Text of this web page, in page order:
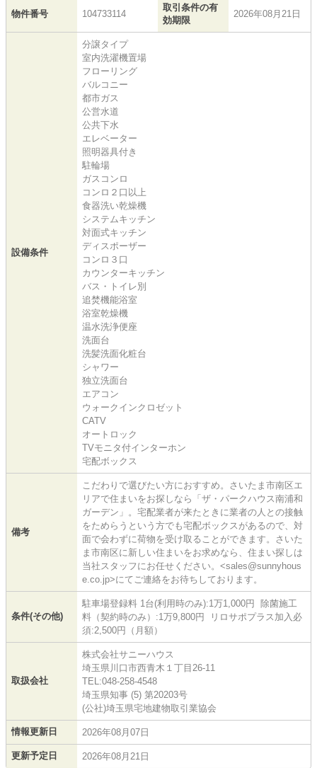
物件番号 104733114
取引条件の有
効期限
2026年08月21日
設備条件
分譲タイプ
室内洗濯機置場
フローリング
バルコニー
都市ガス
公営水道
公共下水
エレベーター
照明器具付き
駐輪場
ガスコンロ
コンロ２口以上
食器洗い乾燥機
システムキッチン
対面式キッチン
ディスポーザー
コンロ３口
カウンターキッチン
バス・トイレ別
追焚機能浴室
浴室乾燥機
温水洗浄便座
洗面台
洗髪洗面化粧台
シャワー
独立洗面台
エアコン
ウォークインクロゼット
CATV
オートロック
TVモニタ付インターホン
宅配ボックス
備考
こだわりで選びたい方におすすめ。さいたま市南区エ
リアで住まいをお探しなら「ザ・パークハウス南浦和
ガーデン」。宅配業者が来たときに業者の人との接触
をためらうという方でも宅配ボックスがあるので、対
面で会わずに荷物を受け取ることができます。さいた
ま市南区に新しい住まいをお求めなら、住まい探しは
当社スタッフにお任せください。<sales@sunnyhous
e.co.jp>にてご連絡をお待ちしております。
条件(その他)
駐車場登録料 1台(利用時のみ):1万1,000円 除菌施工
料（契約時のみ）:1万9,800円 リロサポプラス加入必
須:2,500円（月額）
取扱会社
株式会社サニーハウス
埼玉県川口市西青木１丁目26-11
TEL:048-258-4548
埼玉県知事 (5) 第20203号
(公社)埼玉県宅地建物取引業協会
情報更新日 2026年08月07日
更新予定日 2026年08月21日